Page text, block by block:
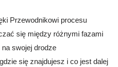
Przewodnikowi procesu
się między różnymi fazami
swojej drodze
się znajdujesz i co jest dalej